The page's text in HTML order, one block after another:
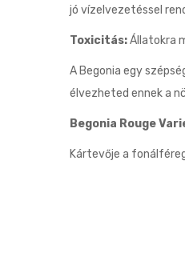
jó vízelvezetéssel
Toxicitás:Állatokra
A Begonia egy
élvezheted ennek a
Begonia Rouge
Kártevője a